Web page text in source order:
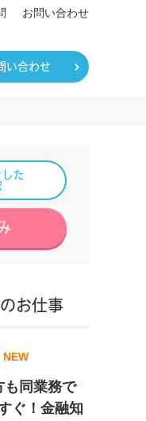
お問い合わせ
い合わせ
た
お仕事
NEW
も同業務で
ぐ！金融知